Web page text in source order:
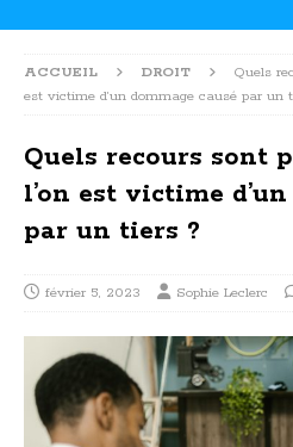
ACCUEIL DROIT
Quels
est victime d’un dommage causé par un
Quels recours sont
l’on est victime
par un tiers ?
février 5, 2023 Sophie Leclerc